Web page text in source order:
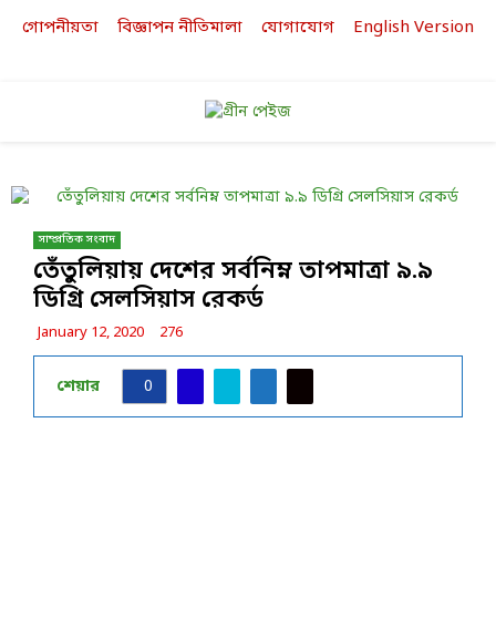
গোপনীয়তা বিজ্ঞাপন নীতিমালা যোগাযোগ English Version
MENU
সাম্প্রতিক সংবাদ
তেঁতুলিয়ায় দেশের সর্বনিম্ন তাপমাত্রা ৯.৯
ডিগ্রি সেলসিয়াস রেকর্ড
January 12, 2020 276
শেয়ার 0